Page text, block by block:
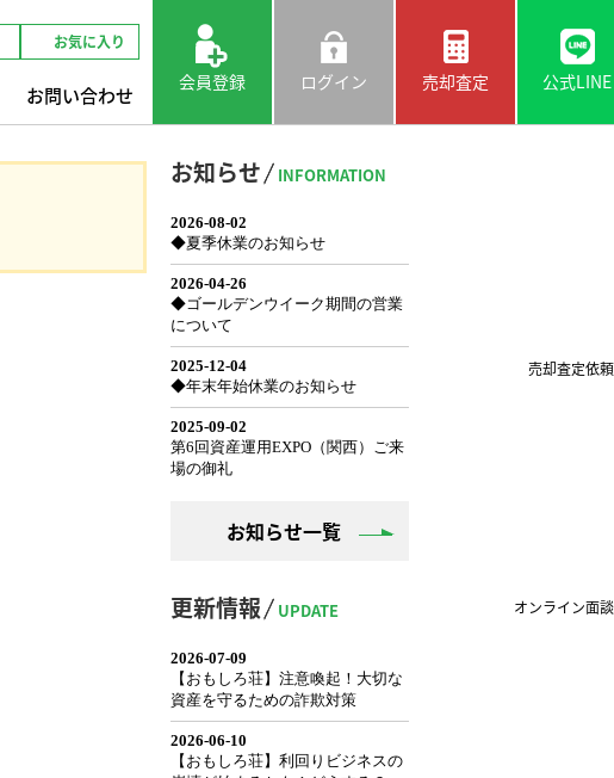
お気に入り
お問い合わせ
会員登録 ログイン 売却査定 公式LINE
お知らせ INFORMATION
お知らせ一覧
更新情報 UPDATE
売却査定依頼
オンライン面談